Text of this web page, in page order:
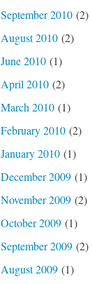
September 2010(2)
August 2010(2)
June 2010(1)
April 2010(2)
March 2010(1)
February 2010(2)
January 2010(1)
December 2009(1)
November 2009(2)
October 2009(1)
September 2009(2)
August 2009(1)